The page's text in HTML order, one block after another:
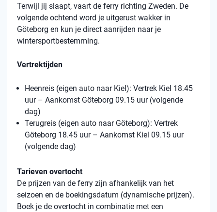
Terwijl jij slaapt, vaart de ferry richting Zweden. De
volgende ochtend word je uitgerust wakker in
Göteborg en kun je direct aanrijden naar je
wintersportbestemming.
Vertrektijden
Heenreis (eigen auto naar Kiel): Vertrek Kiel 18.45
uur – Aankomst Göteborg 09.15 uur (volgende
dag)
Terugreis (eigen auto naar Göteborg): Vertrek
Göteborg 18.45 uur – Aankomst Kiel 09.15 uur
(volgende dag)
Tarieven overtocht
De prijzen van de ferry zijn afhankelijk van het
seizoen en de boekingsdatum (dynamische prijzen).
Boek je de overtocht in combinatie met een